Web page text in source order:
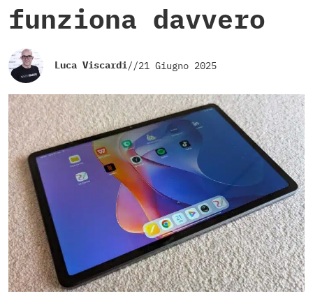
funziona davvero
Luca Viscardi//21 Giugno 2025